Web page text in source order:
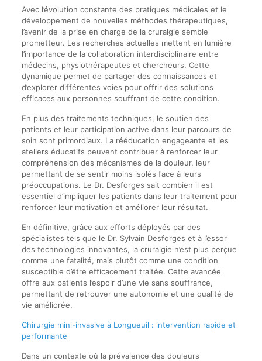
Avec l’évolution constante des pratiques médicales et le
développement de nouvelles méthodes thérapeutiques,
l’avenir de la prise en charge de la cruralgie semble
prometteur. Les recherches actuelles mettent en lumière
l’importance de la collaboration interdisciplinaire entre
médecins, physiothérapeutes et chercheurs. Cette
dynamique permet de partager des connaissances et
d’explorer différentes voies pour offrir des solutions
efficaces aux personnes souffrant de cette condition.
En plus des traitements techniques, le soutien des
patients et leur participation active dans leur parcours de
soin sont primordiaux. La rééducation engageante et les
ateliers éducatifs peuvent contribuer à renforcer leur
compréhension des mécanismes de la douleur, leur
permettant de se sentir moins isolés face à leurs
préoccupations. Le Dr. Desforges sait combien il est
essentiel d’impliquer les patients dans leur traitement pour
renforcer leur motivation et améliorer leur résultat.
En définitive, grâce aux efforts déployés par des
spécialistes tels que le Dr. Sylvain Desforges et à l’essor
des technologies innovantes, la cruralgie n’est plus perçue
comme une fatalité, mais plutôt comme une condition
susceptible d’être efficacement traitée. Cette avancée
offre aux patients l’espoir d’une vie sans souffrance,
permettant de retrouver une autonomie et une qualité de
vie améliorée.
Chirurgie mini-invasive à Longueuil : intervention rapide et
performante
Dans un contexte où la prévalence des douleurs